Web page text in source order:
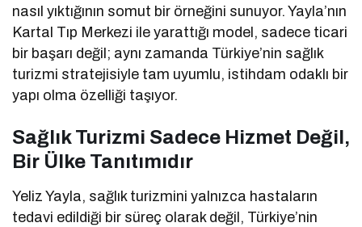
nasıl yıktığının somut bir örneğini sunuyor. Yayla’nın
Kartal Tıp Merkezi ile yarattığı model, sadece ticari
bir başarı değil; aynı zamanda Türkiye’nin sağlık
turizmi stratejisiyle tam uyumlu, istihdam odaklı bir
yapı olma özelliği taşıyor.
Sağlık Turizmi Sadece Hizmet Değil,
Bir Ülke Tanıtımıdır
Yeliz Yayla, sağlık turizmini yalnızca hastaların
tedavi edildiği bir süreç olarak değil, Türkiye’nin